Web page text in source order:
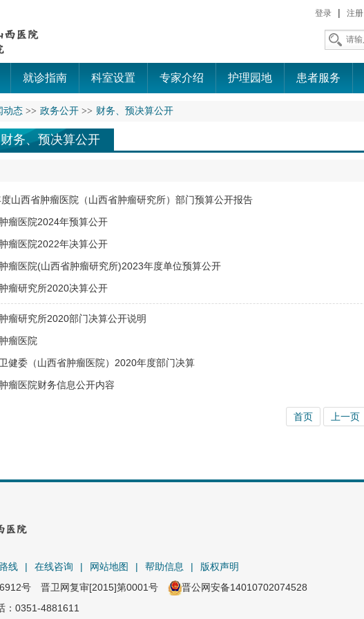
登录 | 注册
就诊指南 科室设置 专家介绍 护理园地 患者服务
动态 >> 政务公开 >> 财务、预决算公开
财务、预决算公开
山西省肿瘤医院（山西省肿瘤研究所）部门预算公开报告
瘤医院2024年预算公开
瘤医院2022年决算公开
瘤医院(山西省肿瘤研究所)2023年度单位预算公开
瘤研究所2020决算公开
瘤研究所2020部门决算公开说明
瘤医院
健委（山西省肿瘤医院）2020年度部门决算
瘤医院财务信息公开内容
首页 上一页
线 | 在线咨询 | 网站地图 | 帮助信息 |
版权声明
号 晋卫网复审[2015]第0001号
晋公网安备14010702074528
：0351-4881611